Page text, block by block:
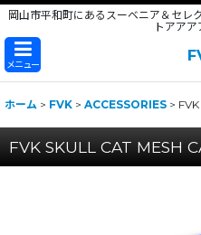
岡山市平和町にあるスーベニア＆セレ
トアア
メニュー
ホーム > FVK > ACCESSORIES >
FVK SKULL CAT MESH